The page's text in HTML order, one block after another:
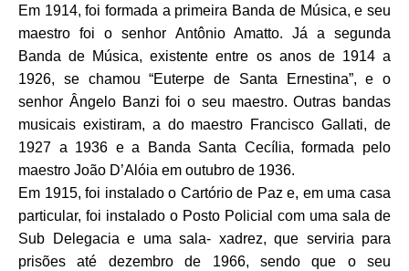
Em 1914, foi formada a primeira Banda de Música, e seu
maestro foi o senhor Antônio Amatto. Já a segunda
Banda de Música, existente entre os anos de 1914 a
1926, se chamou “Euterpe de Santa Ernestina”, e o
senhor Ângelo Banzi foi o seu maestro. Outras bandas
musicais existiram, a do maestro Francisco Gallati, de
1927 a 1936 e a Banda Santa Cecília, formada pelo
maestro João D’Alóia em outubro de 1936.
Em 1915, foi instalado o Cartório de Paz e, em uma casa
particular, foi instalado o Posto Policial com uma sala de
Sub Delegacia e uma sala- xadrez, que serviria para
prisões até dezembro de 1966, sendo que o seu